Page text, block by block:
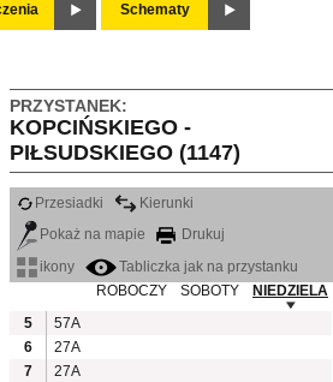
Schematy
PRZYSTANEK:
KOPCIŃSKIEGO -
PIŁSUDSKIEGO (1147)
Przesiadki
Kierunki
Pokaż na mapie
Drukuj
ikony
Tabliczka jak na przystanku
ROBOCZY
SOBOTY
NIEDZIELA
5
57A
6
27A
7
27A